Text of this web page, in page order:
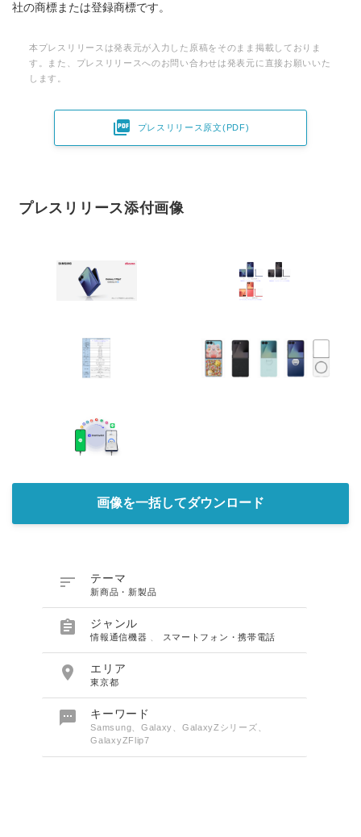
社の商標または登録商標です。
本プレスリリースは発表元が入力した原稿をそのまま掲載しておりま
す。また、プレスリリースへのお問い合わせは発表元に直接お願いいた
します。
 プレスリリース原文(PDF)
プレスリリース添付画像
画像を一括してダウンロード
 テーマ
新商品・新製品
 ジャンル
情報通信機器 スマートフォン・携帯電話
 エリア
東京都
 キーワード
Samsung、Galaxy、GalaxyZシリーズ、
GalaxyZFlip7